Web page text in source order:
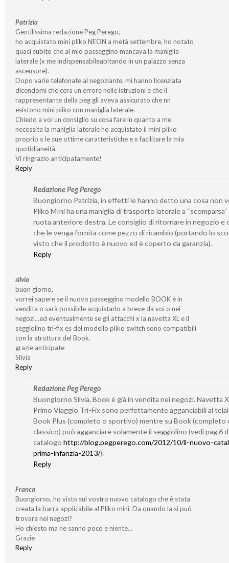
Patrizia
Gentilissima redazione Peg Perego,
ho acquistato mini pliko NEON a metà settembre, ho notato
quasi subito che al mio passeggino mancava la maniglia
laterale (x me indispensabileabitando in un palazzo senza
ascensore).
Dopo varie telefonate al negoziante, mi hanno licenziata
dicendomi che cera un errore nelle istruzioni e che il
rappresentante della peg gli aveva assicurato che nn
esistono mini pliko con maniglia laterale.
Chiedo a voi un consiglio su cosa fare in quanto a me
necessita la maniglia laterale ho acquistato il mini pliko
proprio x le sue ottime caratteristiche e x facilitare la mia
quotidianeità.
Vi ringrazio anticipatamente!
Reply
Redazione Peg Perego
Buongiorno Patrizia, in effetti le hanno detto una cosa non
Pliko MIni ha una maniglia di trasporto laterale a “scomparsa”
ruota anteriore destra. Le consiglio di ritornare in negozio e
che le venga fornita come pezzo di ricambio (portando lo
visto che il prodotto è nuovo ed è coperto da garanzia).
Reply
silvia
buon giorno,
vorrei sapere se il nuovo passeggino modello BOOK è in
vendita o sarà possibile acquistarlo a breve da voi o nei
negozi…ed eventualmente se gli attacchi x la navetta XL e il
seggiolino tri-fix es del modello pliko switch sono compatibili
con la struttura del Book.
grazie anticipate
Silvia
Reply
Redazione Peg Perego
Buongiorno Silvia, Book è già in vendita nei negozi. Navetta
Primo Viaggio Tri-Fix sono perfettamente agganciabili al
Book Plus (completo o sportivo) mentre su Book (completo
classico) può agganciare solamente il seggiolino (vedi pag.6
catalogo http://blog.pegperego.com/2012/10/il-nuovo-
prima-infanzia-2013/).
Reply
Franca
Buongiorno, ho visto sul vostro nuovo catalogo che è stata
creata la barra applicabile al Pliko mini. Da quando la si può
trovare nei negozi?
Ho chiesto ma ne sanno poco e niente…
Grazie
Reply